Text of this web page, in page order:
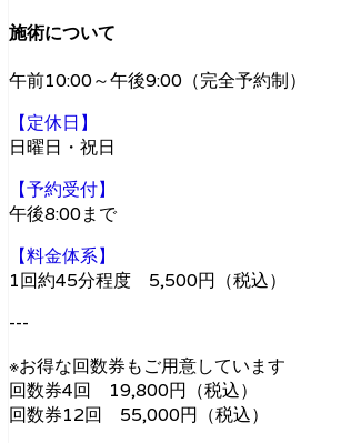
施術について
午前10:00～午後9:00（完全予約制）
【定休日】
日曜日・祝日
【予約受付】
午後8:00まで
【料金体系】
1回約45分程度 5,500円（税込）
---
※お得な回数券もご用意しています
回数券4回 19,800円（税込）
回数券12回 55,000円（税込）